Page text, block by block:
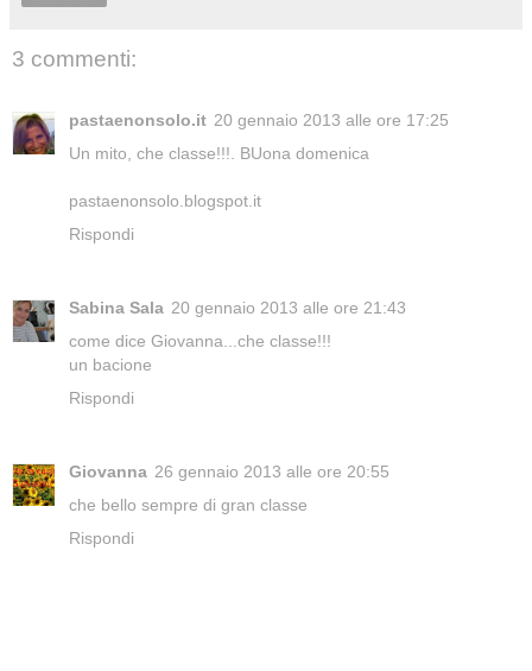
3 commenti:
pastaenonsolo.it 20 gennaio 2013 alle ore 17:25
Un mito, che classe!!!. BUona domenica
pastaenonsolo.blogspot.it
Rispondi
Sabina Sala 20 gennaio 2013 alle ore 21:43
come dice Giovanna...che classe!!!
un bacione
Rispondi
Giovanna 26 gennaio 2013 alle ore 20:55
che bello sempre di gran classe
Rispondi